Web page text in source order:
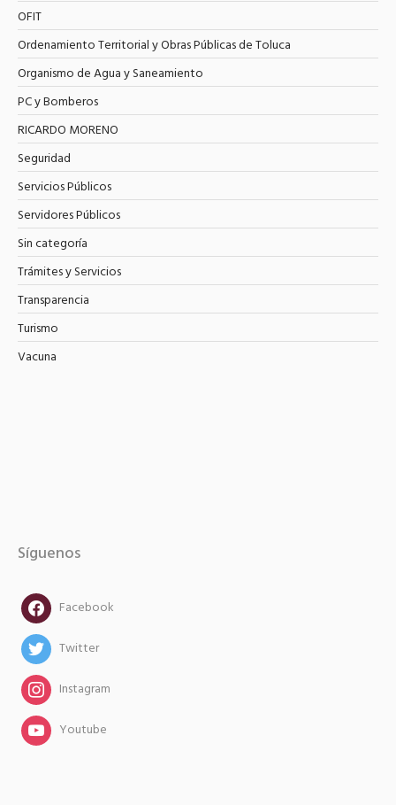
OFIT
Ordenamiento Territorial y Obras Públicas de Toluca
Organismo de Agua y Saneamiento
PC y Bomberos
RICARDO MORENO
Seguridad
Servicios Públicos
Servidores Públicos
Sin categoría
Trámites y Servicios
Transparencia
Turismo
Vacuna
Síguenos
facebookFacebook
twitterTwitter
instagramInstagram
instagramYoutube